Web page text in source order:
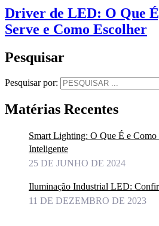
Driver de LED: O Que
Serve e Como Escolher
Pesquisar
Pesquisar por:
Matérias Recentes
Smart Lighting: O Que É e
Inteligente
25 DE JUNHO DE 2024
Iluminação Industrial LED:
11 DE DEZEMBRO DE 2023